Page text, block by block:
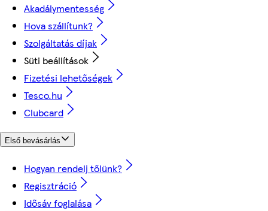
Akadálymentesség
Hova szállítunk?
Szolgáltatás díjak
Süti beállítások
Fizetési lehetőségek
Tesco.hu
Clubcard
Első bevásárlás
Hogyan rendelj tőlünk?
Regisztráció
Idősáv foglalása